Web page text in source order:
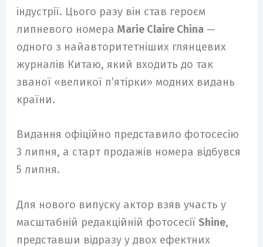
індустрії. Цього разу він став героєм
липневого номераMarie Claire China —
одного з найавторитетніших глянцевих
журналів Китаю, який входить до так
званої «великої п’ятірки» модних видань
країни.
Видання офіційно представило фотосесію
3 липня, а старт продажів номера відбувся
5 липня.
Для нового випуску актор взяв участь у
масштабній редакційній фотосесіїShine,
представши відразу у двох ефектних